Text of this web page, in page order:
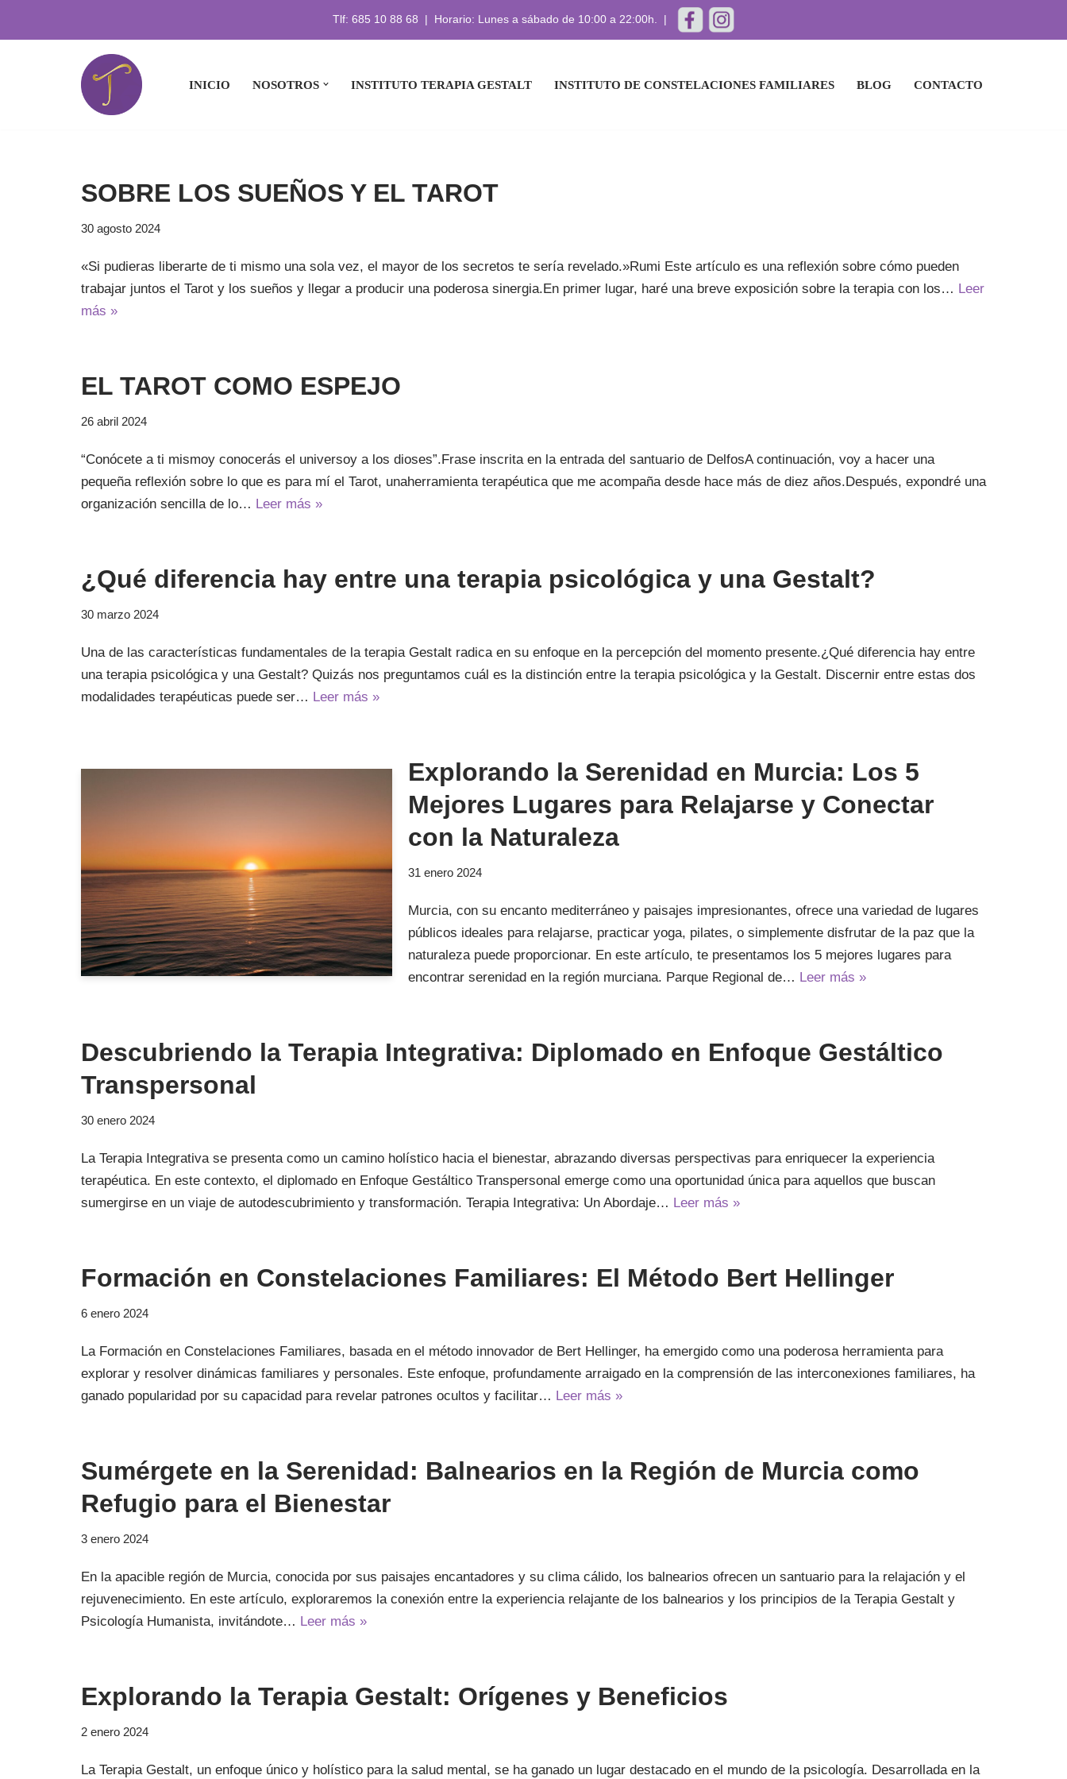
Saltar
Tlf: 685 10 88 68 | Horario: Lunes a sábado de 10:00 a 22:00h. |
INICIO NOSOTROS INSTITUTO TERAPIA GESTALT INSTITUTO DE CONSTELACIONES FAMILIARES BLOG CONTACTO
SOBRE LOS SUEÑOS Y EL TAROT
30 agosto 2024
«Si pudieras liberarte de ti mismo una sola vez, el mayor de los secretos te sería revelado.»Rumi Este artículo es una reflexión sobre cómo pueden
trabajar juntos el Tarot y los sueños y llegar a producir una poderosa sinergia.En primer lugar, haré una breve exposición sobre la terapia con los… Leer
más »
EL TAROT COMO ESPEJO
26 abril 2024
“Conócete a ti mismoy conocerás el universoy a los dioses”.Frase inscrita en la entrada del santuario de DelfosA continuación, voy a hacer una
pequeña reflexión sobre lo que es para mí el Tarot, unaherramienta terapéutica que me acompaña desde hace más de diez años.Después, expondré una
organización sencilla de lo… Leer más »
¿Qué diferencia hay entre una terapia psicológica y una Gestalt?
30 marzo 2024
Una de las características fundamentales de la terapia Gestalt radica en su enfoque en la percepción del momento presente.¿Qué diferencia hay entre
una terapia psicológica y una Gestalt? Quizás nos preguntamos cuál es la distinción entre la terapia psicológica y la Gestalt. Discernir entre estas dos
modalidades terapéuticas puede ser… Leer más »
Explorando la Serenidad en Murcia: Los 5
Mejores Lugares para Relajarse y Conectar
con la Naturaleza
31 enero 2024
Murcia, con su encanto mediterráneo y paisajes impresionantes, ofrece una variedad de lugares
públicos ideales para relajarse, practicar yoga, pilates, o simplemente disfrutar de la paz que la
naturaleza puede proporcionar. En este artículo, te presentamos los 5 mejores lugares para
encontrar serenidad en la región murciana. Parque Regional de… Leer más »
Descubriendo la Terapia Integrativa: Diplomado en Enfoque Gestáltico
Transpersonal
30 enero 2024
La Terapia Integrativa se presenta como un camino holístico hacia el bienestar, abrazando diversas perspectivas para enriquecer la experiencia
terapéutica. En este contexto, el diplomado en Enfoque Gestáltico Transpersonal emerge como una oportunidad única para aquellos que buscan
sumergirse en un viaje de autodescubrimiento y transformación. Terapia Integrativa: Un Abordaje… Leer más »
Formación en Constelaciones Familiares: El Método Bert Hellinger
6 enero 2024
La Formación en Constelaciones Familiares, basada en el método innovador de Bert Hellinger, ha emergido como una poderosa herramienta para
explorar y resolver dinámicas familiares y personales. Este enfoque, profundamente arraigado en la comprensión de las interconexiones familiares, ha
ganado popularidad por su capacidad para revelar patrones ocultos y facilitar… Leer más »
Sumérgete en la Serenidad: Balnearios en la Región de Murcia como
Refugio para el Bienestar
3 enero 2024
En la apacible región de Murcia, conocida por sus paisajes encantadores y su clima cálido, los balnearios ofrecen un santuario para la relajación y el
rejuvenecimiento. En este artículo, exploraremos la conexión entre la experiencia relajante de los balnearios y los principios de la Terapia Gestalt y
Psicología Humanista, invitándote… Leer más »
Explorando la Terapia Gestalt: Orígenes y Beneficios
2 enero 2024
La Terapia Gestalt, un enfoque único y holístico para la salud mental, se ha ganado un lugar destacado en el mundo de la psicología. Desarrollada en la